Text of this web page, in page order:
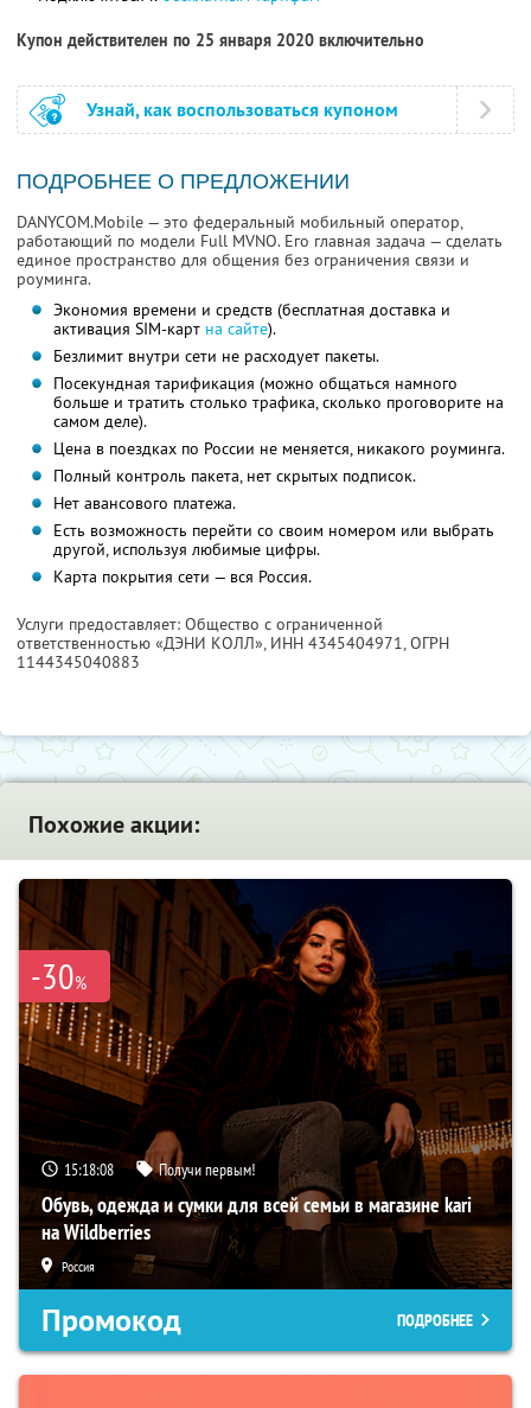
Купон действителен по 25 января 2020 включительно
Узнай, как воспользоваться купоном
ПОДРОБНЕЕ О ПРЕДЛОЖЕНИИ
DANYCOM.Mobile — это федеральный мобильный оператор,
работающий по модели Full MVNO. Его главная задача — сделать
единое пространство для общения без ограничения связи и
роуминга.
Экономия времени и средств (бесплатная доставка и
активация SIM-карт на сайте).
Безлимит внутри сети не расходует пакеты.
Посекундная тарификация (можно общаться намного
больше и тратить столько трафика, сколько проговорите на
самом деле).
Цена в поездках по России не меняется, никакого роуминга.
Полный контроль пакета, нет скрытых подписок.
Нет авансового платежа.
Есть возможность перейти со своим номером или выбрать
другой, используя любимые цифры.
Карта покрытия сети — вся Россия.
Услуги предоставляет: Общество с ограниченной
ответственностью «ДЭНИ КОЛЛ», ИНН 4345404971, ОГРН
1144345040883
Похожие акции:
-30%
15:18:07 Получи первым!
Обувь, одежда и сумки для всей семьи в магазине kari
на Wildberries
Россия
Промокод ПОДРОБНЕЕ